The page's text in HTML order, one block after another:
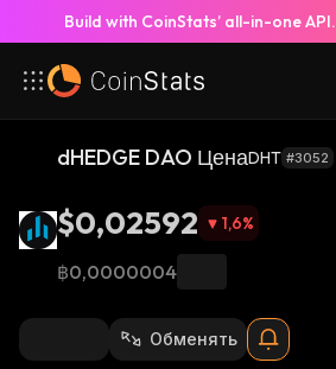
Build with CoinStats’ all-in-one API.
dHEDGE DAO ЦенаDHT #3052
$0,02592 1,6%
฿0,0000004
Обменять